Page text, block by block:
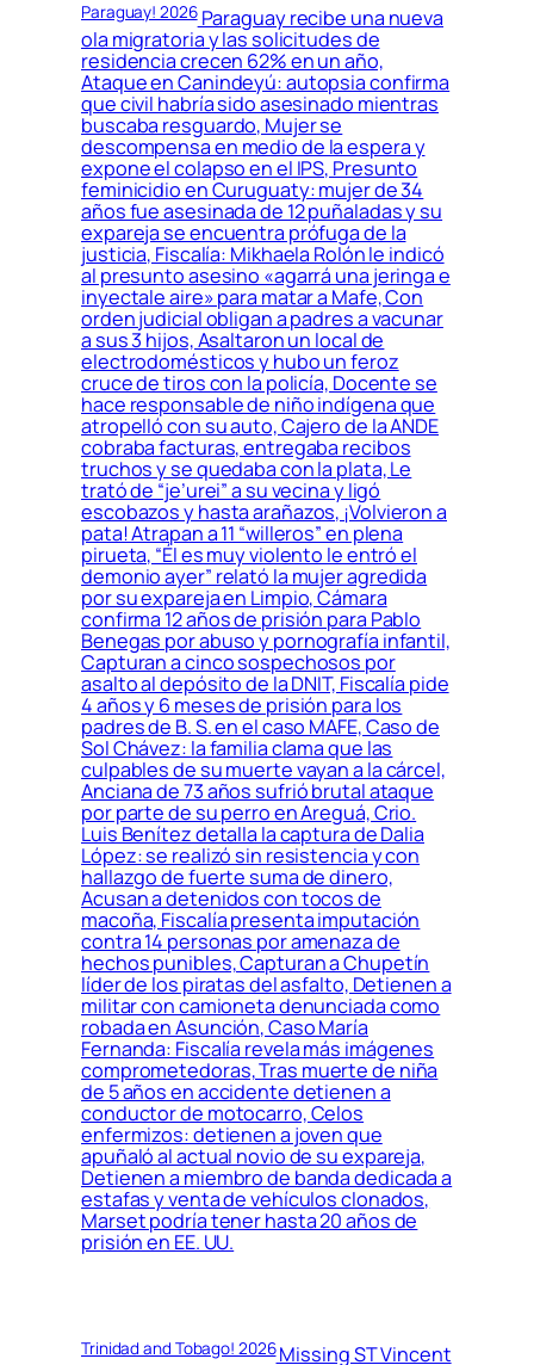
Paraguay! 2026Paraguay recibe una nueva
ola migratoria y las solicitudes de
residencia crecen 62% en un año,
Ataque en Canindeyú: autopsia confirma
que civil habría sido asesinado mientras
buscaba resguardo, Mujer se
descompensa en medio de la espera y
expone el colapso en el IPS, Presunto
feminicidio en Curuguaty: mujer de 34
años fue asesinada de 12 puñaladas y su
expareja se encuentra prófuga de la
justicia, Fiscalía: Mikhaela Rolón le indicó
al presunto asesino «agarrá una jeringa e
inyectale aire» para matar a Mafe, Con
orden judicial obligan a padres a vacunar
a sus 3 hijos, Asaltaron un local de
electrodomésticos y hubo un feroz
cruce de tiros con la policía, Docente se
hace responsable de niño indígena que
atropelló con su auto, Cajero de la ANDE
cobraba facturas, entregaba recibos
truchos y se quedaba con la plata, Le
trató de “je’urei” a su vecina y ligó
escobazos y hasta arañazos, ¡Volvieron a
pata! Atrapan a 11 “willeros” en plena
pirueta, “Él es muy violento le entró el
demonio ayer” relató la mujer agredida
por su expareja en Limpio, Cámara
confirma 12 años de prisión para Pablo
Benegas por abuso y pornografía infantil,
Capturan a cinco sospechosos por
asalto al depósito de la DNIT, Fiscalía pide
4 años y 6 meses de prisión para los
padres de B. S. en el caso MAFE, Caso de
Sol Chávez: la familia clama que las
culpables de su muerte vayan a la cárcel,
Anciana de 73 años sufrió brutal ataque
por parte de su perro en Areguá, Crio.
Luis Benítez detalla la captura de Dalia
López: se realizó sin resistencia y con
hallazgo de fuerte suma de dinero,
Acusan a detenidos con tocos de
macoña, Fiscalía presenta imputación
contra 14 personas por amenaza de
hechos punibles, Capturan a Chupetín
líder de los piratas del asfalto, Detienen a
militar con camioneta denunciada como
robada en Asunción, Caso María
Fernanda: Fiscalía revela más imágenes
comprometedoras, Tras muerte de niña
de 5 años en accidente detienen a
conductor de motocarro, Celos
enfermizos: detienen a joven que
apuñaló al actual novio de su expareja,
Detienen a miembro de banda dedicada a
estafas y venta de vehículos clonados,
Marset podría tener hasta 20 años de
prisión en EE. UU.
Trinidad and Tobago! 2026Missing ST Vincent